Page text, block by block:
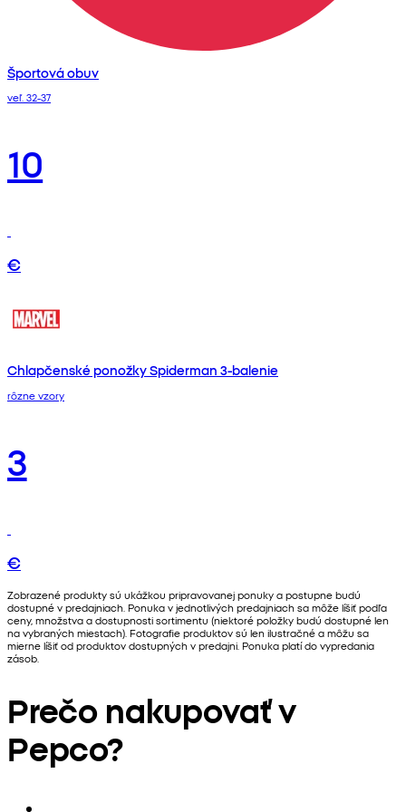
Športová obuv
veľ. 32-37
10
€
Chlapčenské ponožky Spiderman 3-balenie
rôzne vzory
3
€
Zobrazené produkty sú ukážkou pripravovanej ponuky a postupne budú
dostupné v predajniach. Ponuka v jednotlivých predajniach sa môže líšiť podľa
ceny, množstva a dostupnosti sortimentu (niektoré položky budú dostupné len
na vybraných miestach). Fotografie produktov sú len ilustračné a môžu sa
mierne líšiť od produktov dostupných v predajni. Ponuka platí do vypredania
zásob.
Prečo nakupovať v
Pepco?